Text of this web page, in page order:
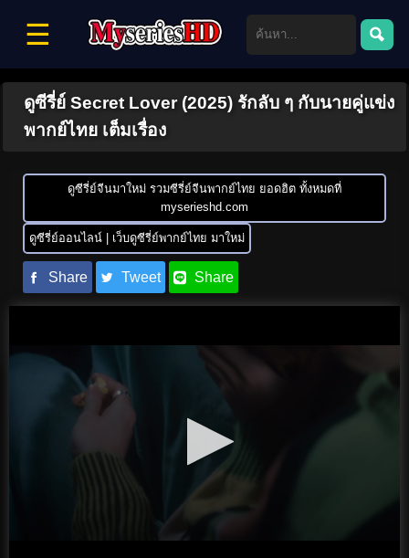
☰
ดูซีรี่ย์ Secret Lover (2025) รักลับ ๆ กับนายคู่แข่ง
พากย์ไทย เต็มเรื่อง
ดูซีรี่ย์จีนมาใหม่ รวมซีรี่ย์จีนพากย์ไทย ยอดฮิต ทั้งหมดที่
myserieshd.com
ดูซีรี่ย์ออนไลน์ | เว็บดูซีรี่ย์พากย์ไทย มาใหม่
Share Tweet Share